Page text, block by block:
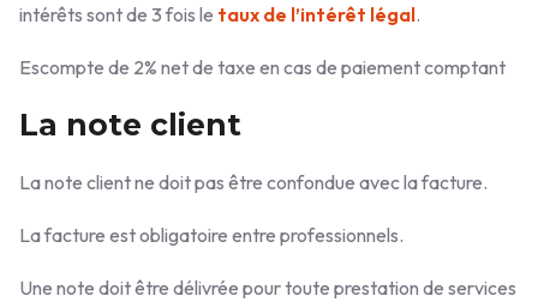
intérêts sont de 3 fois le taux de l’intérêt légal.
Escompte de 2% net de taxe en cas de paiement comptant
La note client
La note client ne doit pas être confondue avec la facture.
La facture est obligatoire entre professionnels.
Une note doit être délivrée pour toute prestation de services